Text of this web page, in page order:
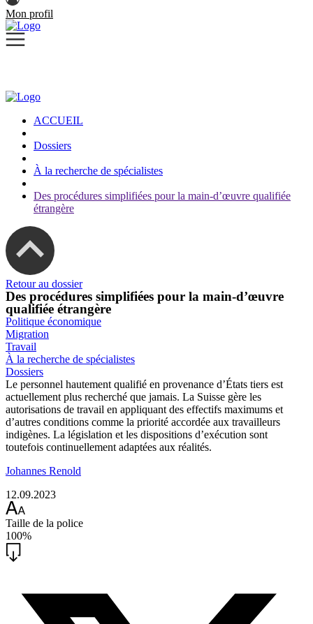
Mon profil
ACCUEIL
Dossiers
À la recherche de spécialistes
Des procédures simplifiées pour la main-d’œuvre qualifiée
étrangère
Retour au dossier
Des procédures simplifiées pour la main-d’œuvre
qualifiée étrangère
Politique économique
Migration
Travail
À la recherche de spécialistes
Dossiers
Le personnel hautement qualifié en provenance d’États tiers est
actuellement plus recherché que jamais. La Suisse gère les
autorisations de travail en appliquant des effectifs maximums et
d’autres conditions comme la priorité accordée aux travailleurs
indigènes. La législation et les dispositions d’exécution sont
toutefois continuellement adaptées aux réalités.
Johannes Renold
12.09.2023
Taille de la police
100%